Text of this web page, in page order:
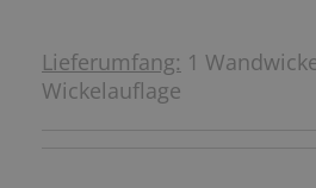
Lieferumfang: 1
Wickelauflage